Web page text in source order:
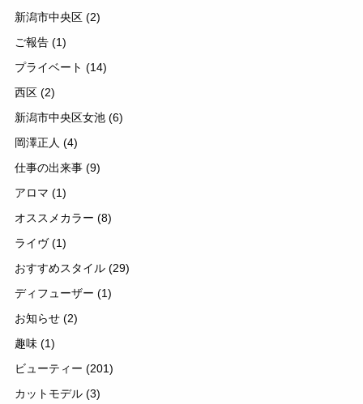
新潟市中央区 (2)
ご報告 (1)
プライベート (14)
西区 (2)
新潟市中央区女池 (6)
岡澤正人 (4)
仕事の出来事 (9)
アロマ (1)
オススメカラー (8)
ライヴ(1)
おすすめスタイル (29)
ディフューザー (1)
お知らせ (2)
趣味 (1)
ビューティー (201)
カットモデル (3)